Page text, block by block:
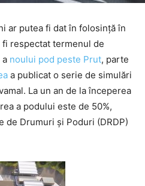
ar putea fi dat în folosință în
respectat termenul de
a noului pod peste Prut, parte
a publicat o serie de simulări
La un an de la începerea
a podului este de 50%,
de Drumuri și Poduri (DRDP)